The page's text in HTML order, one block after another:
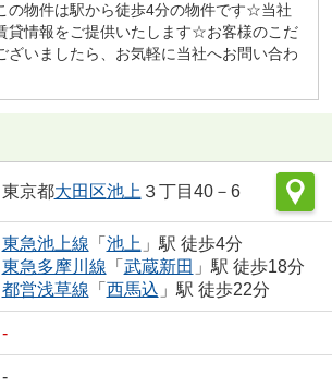
の物件は駅から徒歩4分の物件です☆当社
貸情報をご提供いたします☆お客様のこだ
ざいましたら、お気軽に当社へお問い合わ
東京都大田区池上 ３丁目40－6
東急池上線 「 池上 」駅 徒歩4分
東急多摩川線 「 武蔵新田 」駅 徒歩18分
都営浅草線 「 西馬込 」駅 徒歩22分
-
-